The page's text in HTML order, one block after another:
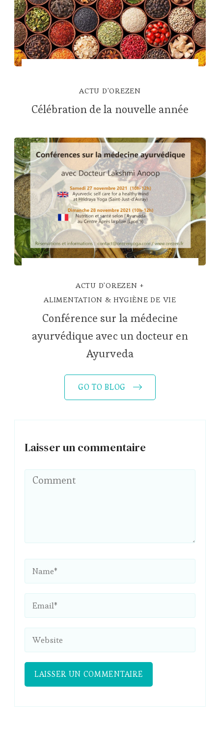
ACTU D'OREZEN
Célébration de la nouvelle année
ACTU D'OREZEN
ALIMENTATION & HYGIÈNE DE VIE
Conférence sur la médecine
ayurvédique avec un docteur en
Ayurveda
GO TO BLOG
Laisser un commentaire